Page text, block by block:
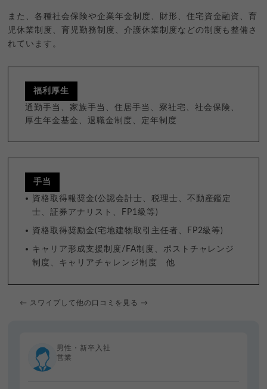
また、各種社会保険や企業年金制度、財形、住宅資金融資、育
児休業制度、育児勤務制度、介護休業制度などの制度も整備さ
れています。
福利厚生
通勤手当、家族手当、住居手当、寮社宅、社会保険、
厚生年金基金、退職金制度、定年制度
手当
資格取得報奨金(公認会計士、税理士、不動産鑑定
士、証券アナリスト、FP1級等)
資格取得奨励金(宅地建物取引主任者、FP2級等)
キャリア形成支援制度/FA制度、ポストチャレンジ
制度、キャリアチャレンジ制度 他
← スワイプして他の口コミを見る →
男性・新卒入社
営業